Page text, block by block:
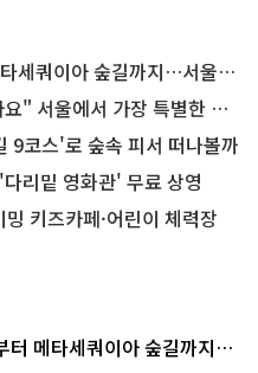
아 숲길까지…서울둘레길 15코스
서 가장 특별한 편의점의 정체
9코스'로 숲속 피서 떠나볼까
리밑 영화관' 무료 상영
키즈카페·어린이 체력장
터 메타세쿼이아 숲길까지…